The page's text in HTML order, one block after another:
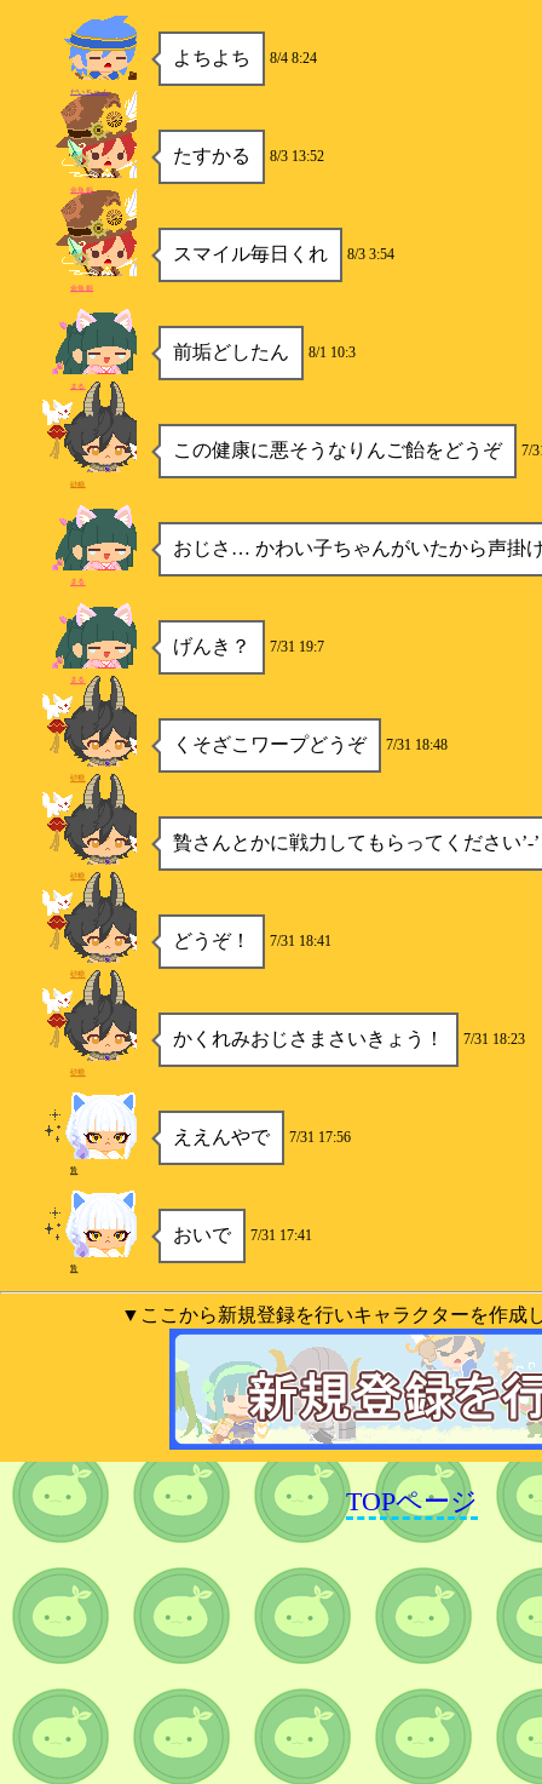
よちよち 8/4 8:24
だいちゃん
たすかる 8/3 13:52
金魚姫
スマイル毎日くれ 8/3 3:54
金魚姫
前垢どしたん 8/1 10:3
まる
この健康に悪そうなりんご飴をどうぞ 7/
砂糖
おじさ… かわい子ちゃんがいたから声掛
まる
げんき？ 7/31 19:7
まる
くそざこワープどうぞ 7/31 18:48
砂糖
贄さんとかに戦力してもらってください’-’
砂糖
どうぞ！ 7/31 18:41
砂糖
かくれみおじさまさいきょう！ 7/31 18:23
砂糖
ええんやで 7/31 17:56
贄
おいで 7/31 17:41
贄
▼ここから新規登録を行いキャラクターを作成
TOPページ